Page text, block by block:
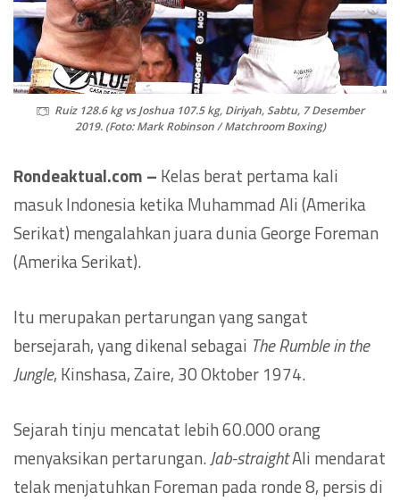
Ruiz 128.6 kg vs Joshua 107.5 kg, Diriyah, Sabtu, 7 Desember
2019. (Foto: Mark Robinson / Matchroom Boxing)
Rondeaktual.com – Kelas berat pertama kali
masuk Indonesia ketika Muhammad Ali (Amerika
Serikat) mengalahkan juara dunia George Foreman
(Amerika Serikat).
Itu merupakan pertarungan yang sangat
bersejarah, yang dikenal sebagai The Rumble in the
Jungle, Kinshasa, Zaire, 30 Oktober 1974.
Sejarah tinju mencatat lebih 60.000 orang
menyaksikan pertarungan.Jab-straightAli mendarat
telak menjatuhkan Foreman pada ronde 8, persis di